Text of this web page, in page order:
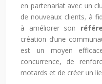
en partenariat avec un
de nouveaux clients, à
à améliorer son
création d’une
est un moyen
concurrence, de
motards et de créer un